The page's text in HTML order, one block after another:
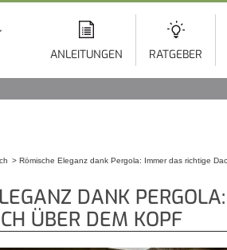
ANLEITUNGEN RATGEBER
Römische Eleganz dank Pergola: Immer das richtige
DANK
ÜBER DEM KOPF